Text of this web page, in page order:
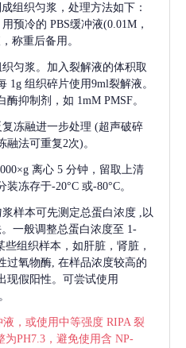
组织匀浆，处理方法如下：
预冷的 PBS缓冲液(0.01M，
称重后备用。
匀浆。加入裂解液的体积取
1g 组织碎片使用9ml裂解液。
抑制剂，如 1mM PMSF。
冻融进一步处理 (超声破碎
法可重复2次)。
离心 5 分钟，留取上清
冻存于-20°C 或-80°C。
样本可先测定总蛋白浓度
,以
一般调整总蛋白浓度至 1-
组织样本，如肝脏，肾脏，
过氧物酶, 在样品浓度较高的
现假阳性。可尝试使用
液，或使用中等强度 RIPA 裂
PH7.3，避免使用含 NP-